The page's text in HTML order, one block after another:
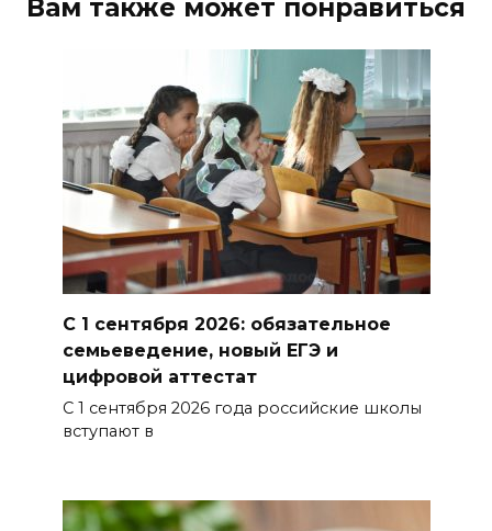
легковушки
05 августа 2026 20:43
Более 11,5 тысячи домов
Ростовской области перешли
в чаты в мессенджере MAX
05 августа 2026 19:13
В Ростовской области
пропала 17-летняя девушка
05 августа 2026 19:03
Кондиционеры создают
перегрузку: ростовчан
05 августа 2026 18:37
Вам также может понравиться
С 1 сентября 2026: обязательное
семьеведение, новый ЕГЭ и
цифровой аттестат
С 1 сентября 2026 года российские школы
вступают в